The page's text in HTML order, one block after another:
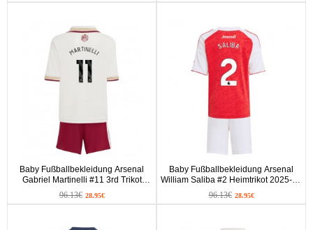
Baby Fußballbekleidung Arsenal
Gabriel Martinelli #11 3rd Trikot
2025-26 Kurzarm (+ kurze hosen)
96.13€ 28.95€
Baby Fußballbekleidung Arsenal
William Saliba #2 Heimtrikot 2025-26
Kurzarm (+ kurze hosen)
96.13€ 28.95€